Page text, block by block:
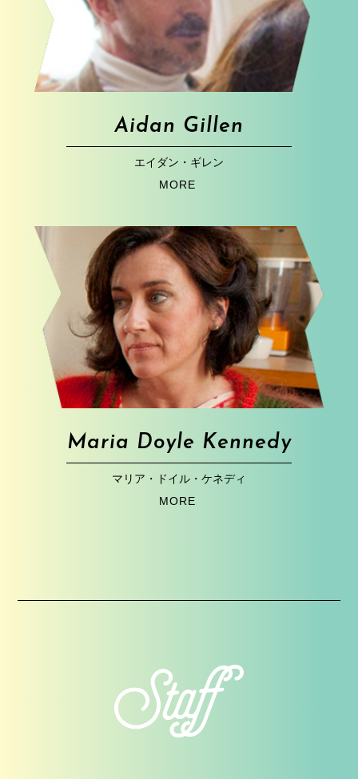
Aidan Gillen
エイダン・ギレン
MORE
Maria Doyle Kennedy
マリア・ドイル・ケネディ
MORE